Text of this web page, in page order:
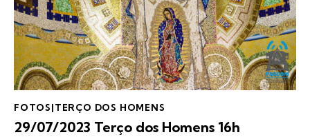
FOTOS|TERÇO DOS HOMENS
29/07/2023 Terço dos Homens 16h